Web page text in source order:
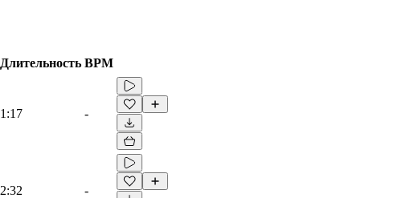
Длительность BPM
1:17 -
2:32 -